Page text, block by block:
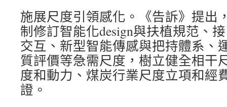
施展尺度引領感化。《告訴》提出
制修訂智能化design與扶植規范、
交互、新型智能傳感與把持體系、
質評價等急需尺度，樹立健全相干
度和動力、煤炭行業尺度立項和經
證。